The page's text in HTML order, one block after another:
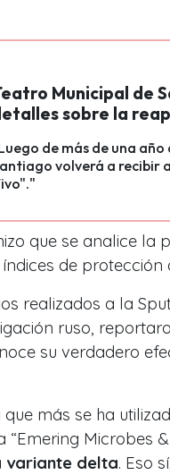
Municipal de
sobre la
de más de una
volverá a recibir
que se analice la
de protección
realizados a la
ruso,
su verdadero
que más se ha
“Emering Microbes
variante delta. Eso